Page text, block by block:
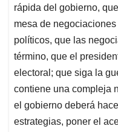
rápida del gobierno,
mesa de
políticos, que las
término, que el
electoral; que siga la
contiene una compleja
el gobierno deberá
estrategias, poner el